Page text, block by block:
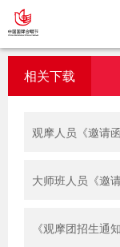
相关下载
观摩人员《邀请函
大师班人员《邀请
《观摩团招生通知